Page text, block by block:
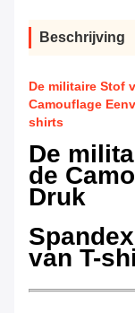
Beschrijving
De militaire Stof
Camouflage
shirts
De
de
Druk
van T-